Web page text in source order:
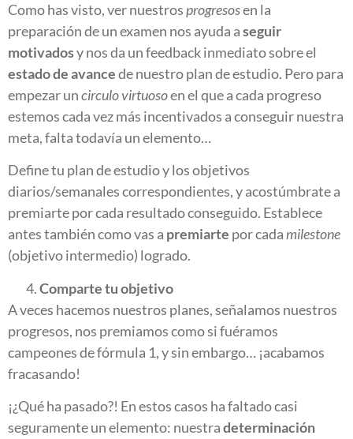
Como has visto, ver nuestrosprogresosen la
preparación de un examen nos ayuda aseguir
motivadosy nos da un feedback inmediato sobre el
estado de avancede nuestro plan de estudio. Pero para
empezar uncirculo virtuosoen el que a cada progreso
estemos cada vez más incentivados a conseguir nuestra
meta, falta todavía un elemento…
Define tu plan de estudio y los objetivos
diarios/semanales correspondientes, y acostúmbrate a
premiarte por cada resultado conseguido. Establece
antes también como vas a premiarte por cadamilestone
(objetivo intermedio) logrado.
Comparte tu objetivo
A veces hacemos nuestros planes, señalamos nuestros
progresos, nos premiamos como si fuéramos
campeones de fórmula 1, y sin embargo… ¡acabamos
fracasando!
¡¿Qué ha pasado?! En estos casos ha faltado casi
seguramente un elemento: nuestradeterminación